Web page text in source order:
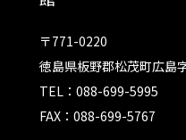
〒771-0220
徳島県板野郡松茂町広島
TEL：088-699-5995
FAX：088-699-5767